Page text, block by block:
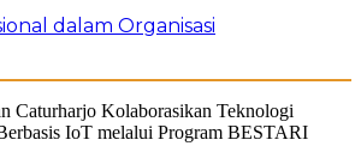
dalam Organisasi